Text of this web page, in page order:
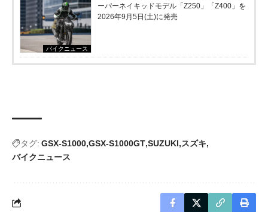
バイクニュース
ーパーネイキッドモデル「Z250」「Z400」を
2026年9月5日(土)に発売
タグ: GSX-S1000 GSX-S1000GT SUZUKI スズキ
バイクニュース